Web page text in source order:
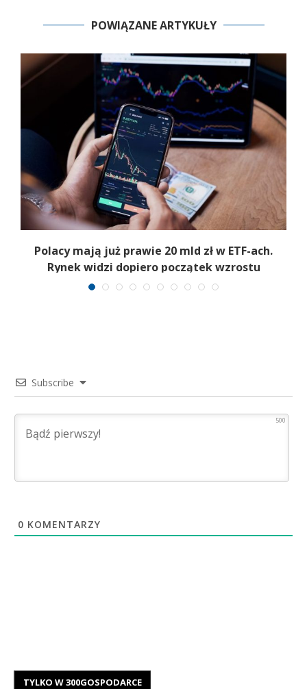
POWIĄZANE ARTYKUŁY
Polacy mają już prawie 20 mld zł w ETF-ach.
Rynek widzi dopiero początek wzrostu
Subscribe
500
0 KOMENTARZY
TYLKO W 300GOSPODARCE